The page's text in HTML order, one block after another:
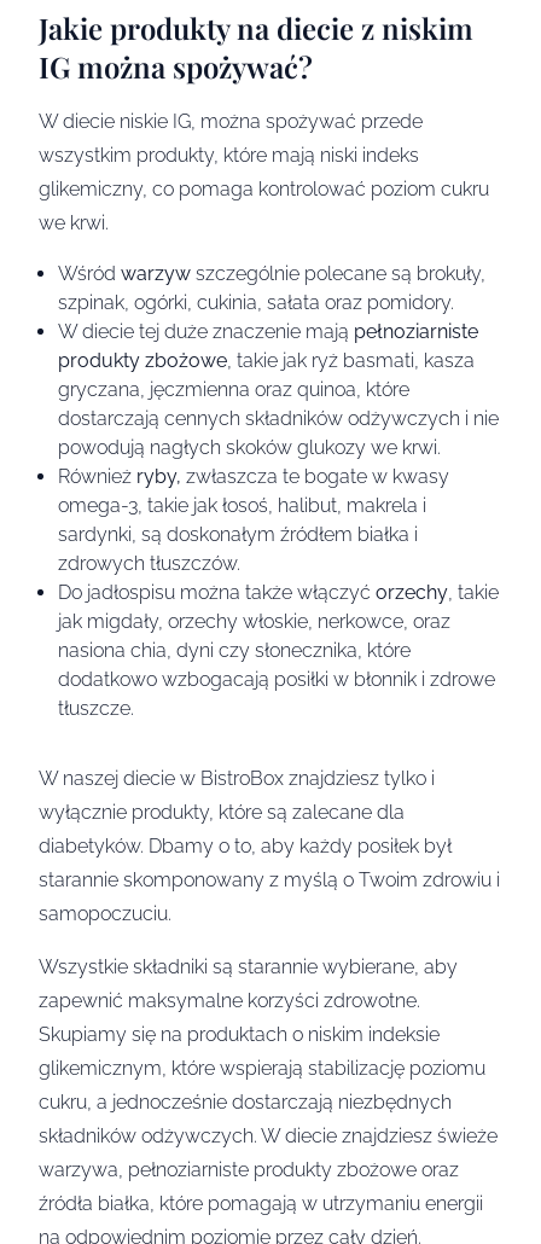
Jakie produkty na diecie z niskim
IG można spożywać?
W diecie niskie IG, można spożywać przede
wszystkim produkty, które mają niski indeks
glikemiczny, co pomaga kontrolować poziom cukru
we krwi.
Wśród warzyw szczególnie polecane są brokuły,
szpinak, ogórki, cukinia, sałata oraz pomidory.
W diecie tej duże znaczenie mają pełnoziarniste
produkty zbożowe , takie jak ryż basmati, kasza
gryczana, jęczmienna oraz quinoa, które
dostarczają cennych składników odżywczych i nie
powodują nagłych skoków glukozy we krwi.
Również ryby, zwłaszcza te bogate w kwasy
omega-3, takie jak łosoś, halibut, makrela i
sardynki, są doskonałym źródłem białka i
zdrowych tłuszczów.
Do jadłospisu można także włączyć orzechy , takie
jak migdały, orzechy włoskie, nerkowce, oraz
nasiona chia, dyni czy słonecznika, które
dodatkowo wzbogacają posiłki w błonnik i zdrowe
tłuszcze.
W naszej diecie w BistroBox znajdziesz tylko i
wyłącznie produkty, które są zalecane dla
diabetyków. Dbamy o to, aby każdy posiłek był
starannie skomponowany z myślą o Twoim zdrowiu i
samopoczuciu.
Wszystkie składniki są starannie wybierane, aby
zapewnić maksymalne korzyści zdrowotne.
Skupiamy się na produktach o niskim indeksie
glikemicznym, które wspierają stabilizację poziomu
cukru, a jednocześnie dostarczają niezbędnych
składników odżywczych. W diecie znajdziesz świeże
warzywa, pełnoziarniste produkty zbożowe oraz
źródła białka, które pomagają w utrzymaniu energii
na odpowiednim poziomie przez cały dzień.